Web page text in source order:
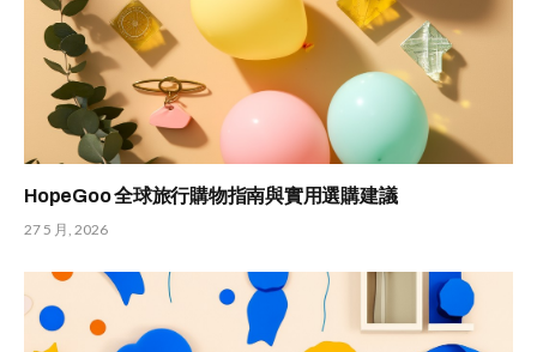
HopeGoo 全球旅行購物指南與實用選購建議
27 5 月, 2026